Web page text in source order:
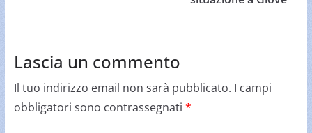
Lascia un commento
Il tuo indirizzo email non sarà pubblicato. I campi
obbligatori sono contrassegnati *